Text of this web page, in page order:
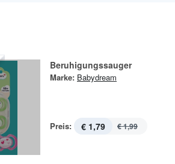
Beruhigungssauger
Marke: Babydream
Preis: € 1,79 € 1,99